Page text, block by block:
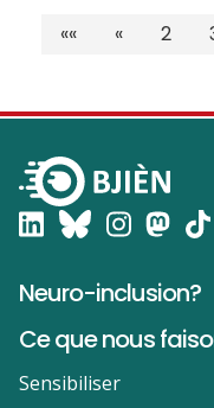
«« « 2
Neuro-inclusion?
Ce que nous
Sensibiliser